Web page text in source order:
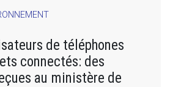
de téléphones
connectés: des
au ministère de